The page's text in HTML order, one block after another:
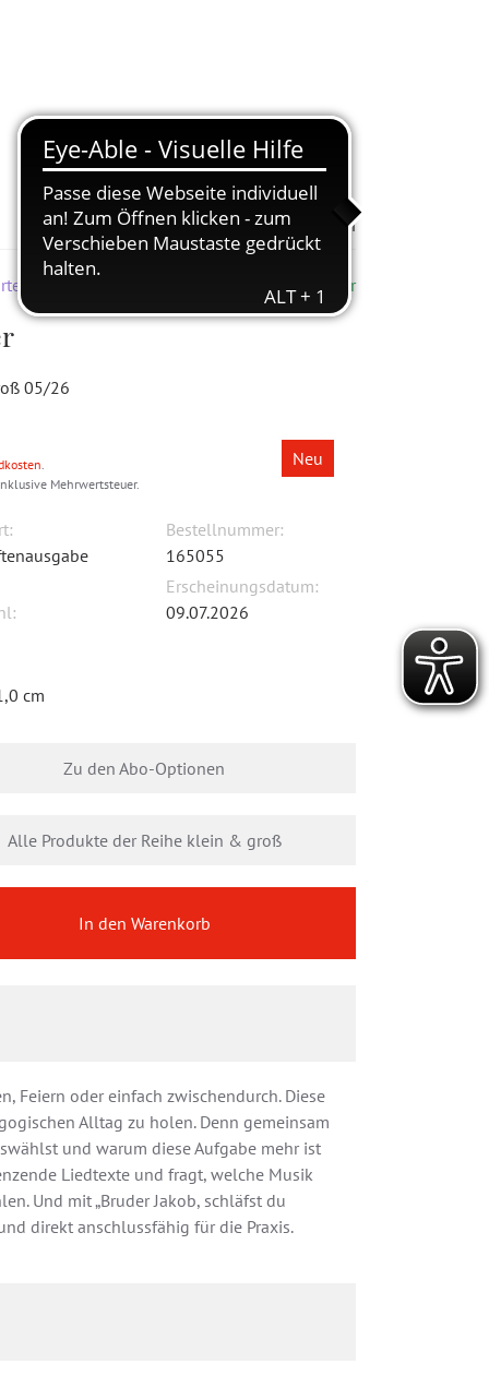
Zur Merkliste hinzufügen
& Kita Lieferbar
05/26
.
Mehrwertsteuer.
Neu
cm
Bestellnummer:
165055
Erscheinungsdatum:
09.07.2026
Zu den Abo-Optionen
Alle Produkte der Reihe klein & groß
In den Warenkorb
Feiern oder einfach zwischendurch. Diese
Alltag zu holen. Denn gemeinsam
und warum diese Aufgabe mehr ist
Liedtexte und fragt, welche Musik
Und mit „Bruder Jakob, schläfst du
direkt anschlussfähig für die Praxis.